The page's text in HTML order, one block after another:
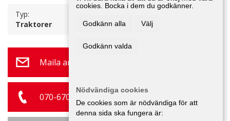
Typ:
Traktorer
Maila annonsör
070-670 07 41
cookies. Bocka i dem du godkänner.
Godkänn alla Välj
Godkänn valda
Nödvändiga cookies
De cookies som är nödvändiga för att
denna sida ska fungera är: